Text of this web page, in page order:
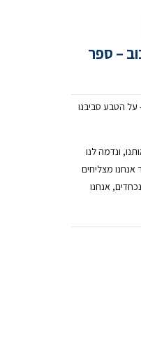
– ספר
על הטבע סביבנו
ונדמה לנו
מצליחים
אנחנו